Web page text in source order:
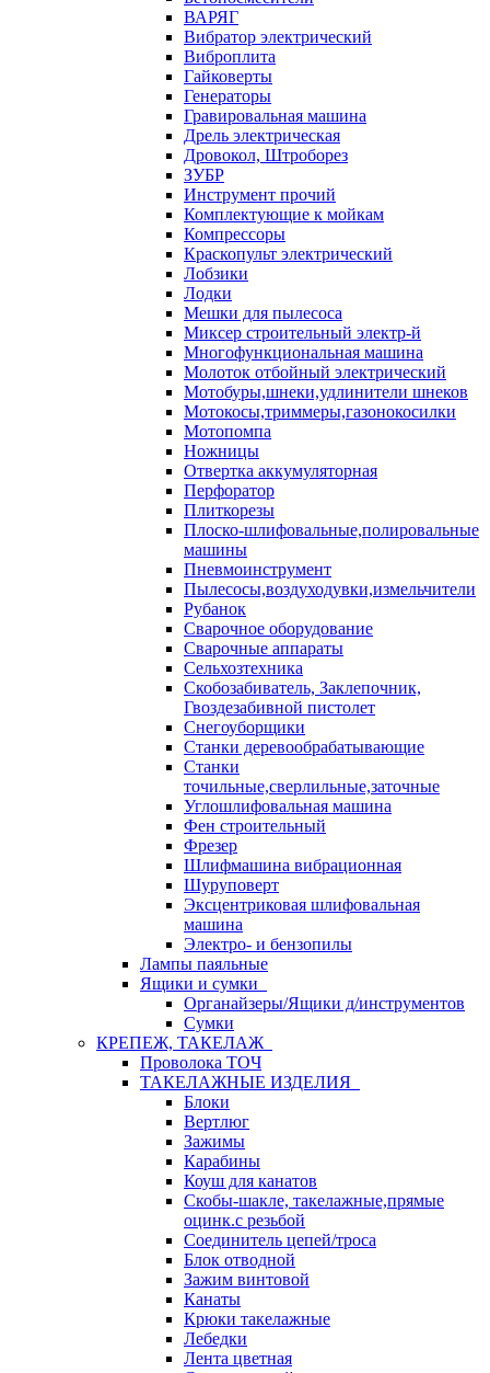
ВАРЯГ
Вибратор электрический
Виброплита
Гайковерты
Генераторы
Гравировальная машина
Дрель электрическая
Дровокол, Штроборез
ЗУБР
Инструмент прочий
Комплектующие к мойкам
Компрессоры
Краскопульт электрический
Лобзики
Лодки
Мешки для пылесоса
Миксер строительный электр-й
Многофункциональная машина
Молоток отбойный электрический
Мотобуры,шнеки,удлинители шнеков
Мотокосы,триммеры,газонокосилки
Мотопомпа
Ножницы
Отвертка аккумуляторная
Перфоратор
Плиткорезы
Плоско-шлифовальные,полировальные
машины
Пневмоинструмент
Пылесосы,воздуходувки,измельчители
Рубанок
Сварочное оборудование
Сварочные аппараты
Сельхозтехника
Скобозабиватель, Заклепочник,
Гвоздезабивной пистолет
Снегоуборщики
Станки деревообрабатывающие
Станки
точильные,сверлильные,заточные
Углошлифовальная машина
Фен строительный
Фрезер
Шлифмашина вибрационная
Шуруповерт
Эксцентриковая шлифовальная
машина
Электро- и бензопилы
Лампы паяльные
Ящики и сумки
Органайзеры/Ящики д/инструментов
Сумки
КРЕПЕЖ, ТАКЕЛАЖ
Проволока ТОЧ
ТАКЕЛАЖНЫЕ ИЗДЕЛИЯ
Блоки
Вертлюг
Зажимы
Карабины
Коуш для канатов
Скобы-шакле, такелажные,прямые
оцинк.с резьбой
Соединитель цепей/троса
Блок отводной
Зажим винтовой
Канаты
Крюки такелажные
Лебедки
Лента цветная